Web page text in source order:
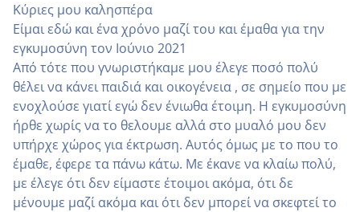
Κύριες μου καλησπέρα
Είμαι εδώ και ένα χρόνο μαζί του και έμαθα για την
εγκυμοσύνη τον Ιούνιο 2021
Από τότε που γνωριστήκαμε μου έλεγε ποσό πολύ
θέλει να κάνει παιδιά και οικογένεια , σε σημείο που με
ενοχλούσε γιατί εγώ δεν ένιωθα έτοιμη. Η εγκυμοσύνη
ήρθε χωρίς να το θελουμε αλλά στο μυαλό μου δεν
υπήρχε χώρος για έκτρωση. Αυτός όμως με το που το
έμαθε, έφερε τα πάνω κάτω. Με έκανε να κλαίω πολύ,
με έλεγε ότι δεν είμαστε έτοιμοι ακόμα, ότι δε
μένουμε μαζί ακόμα και ότι δεν μπορεί να σκεφτεί το